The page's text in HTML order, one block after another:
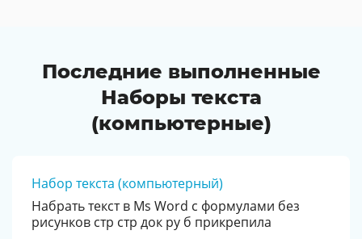
Последние выполненные
Наборы текста
(компьютерные)
Набор текста (компьютерный)
Набрать текст в Ms Word с формулами без
рисунков стр стр док ру б прикрепила